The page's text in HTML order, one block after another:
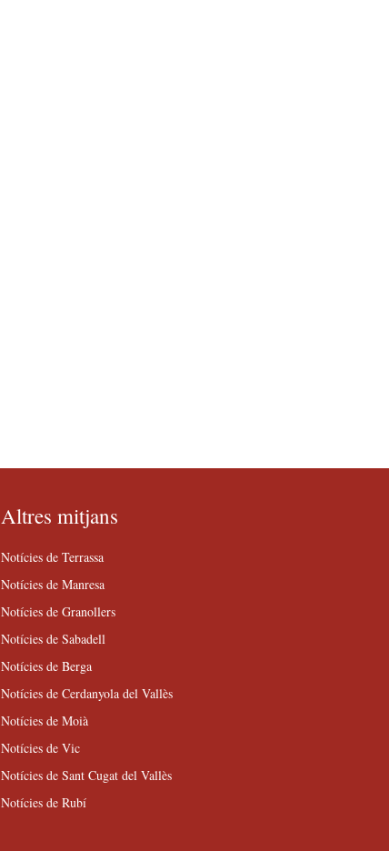
Altres mitjans
Notícies de Terrassa
Notícies de Manresa
Notícies de Granollers
Notícies de Sabadell
Notícies de Berga
Notícies de Cerdanyola del Vallès
Notícies de Moià
Notícies de Vic
Notícies de Sant Cugat del Vallès
Notícies de Rubí